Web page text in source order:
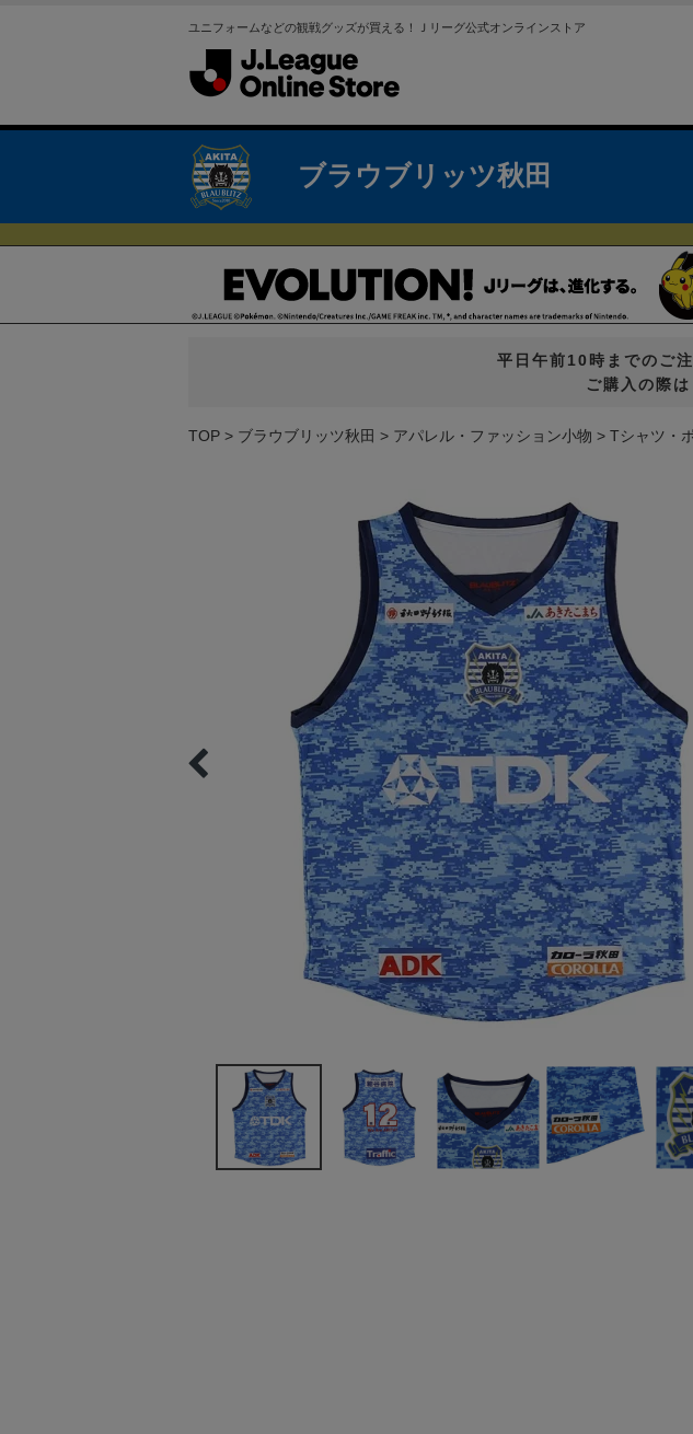
ユニフォームなどの観戦グッズが買える！Ｊリーグ公式オンラインストア
ブラウブリッツ秋田
平日午前10時までのご
ご購入の際
TOP ブラウブリッツ秋田 アパレル・ファッション小物 Tシャツ・